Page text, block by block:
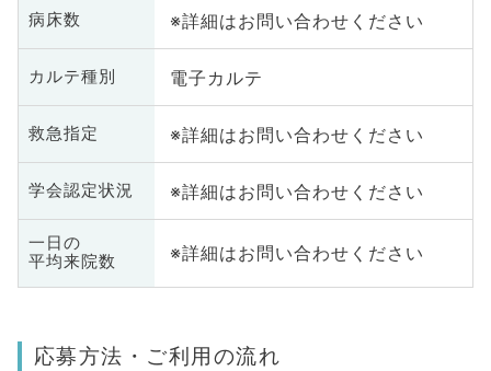
病床数 ※詳細はお問い合わせください
カルテ種別 電子カルテ
救急指定 ※詳細はお問い合わせください
学会認定状況 ※詳細はお問い合わせください
一日の
平均来院数
※詳細はお問い合わせください
応募方法・ご利用の流れ